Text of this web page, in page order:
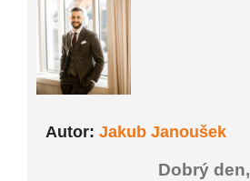
Autor: Jakub Janoušek
Dobrý den,